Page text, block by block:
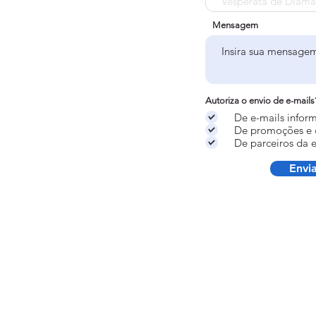
Mensagem
Autoriza o envio de e-
De e-mails
De promoções e
De parceiros da